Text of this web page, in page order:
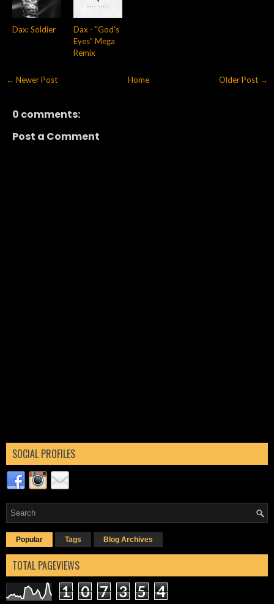
Dax: Soldier
Dax - "God's
Eyes" Mega
Remix
← Newer Post Older Post →
Home
0 comments:
Post a Comment
SOCIAL PROFILES
Popular Tags Blog Archives
TOTAL PAGEVIEWS
1 0 7 3 5 4